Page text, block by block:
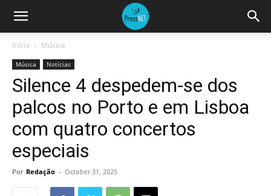
Início Música
Música Notícias
Silence 4 despedem-se dos
palcos no Porto e em Lisboa
com quatro concertos
especiais
Por Redação - October 31, 2025